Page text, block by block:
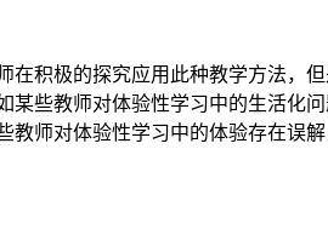
积极的探究应用此种教学方法，
些教师对体验性学习中的生活
师对体验性学习中的体验存在误